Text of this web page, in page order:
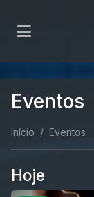
Eventos
Início Eventos
Hoje